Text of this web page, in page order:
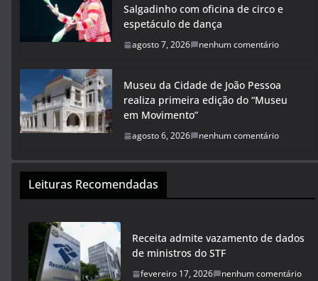
Salgadinho com oficina de circo e
espetáculo de dança
agosto 7, 2026 nenhum comentário
Museu da Cidade de João Pessoa
realiza primeira edição do “Museu
em Movimento”
agosto 6, 2026 nenhum comentário
Leituras Recomendadas
Receita admite vazamento de dados
de ministros do STF
fevereiro 17, 2026 nenhum comentário